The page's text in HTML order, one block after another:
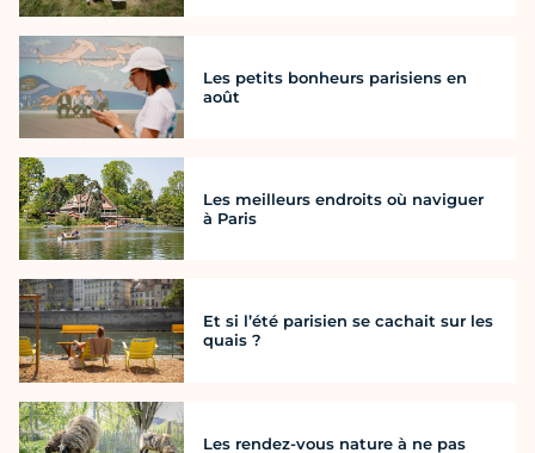
Les petits bonheurs parisiens en
août
Les meilleurs endroits où naviguer
à Paris
Et si l’été parisien se cachait sur les
quais ?
Les rendez-vous nature à ne pas